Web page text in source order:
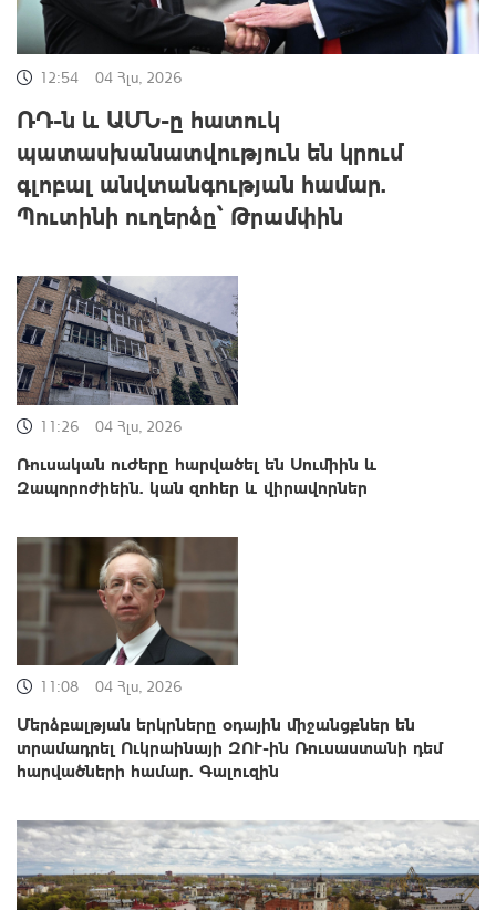
12:54 04 Հլս, 2026
ՌԴ-ն և ԱՄՆ-ը հատուկ
պատասխանատվություն են կրում
գլոբալ անվտանգության համար.
Պուտինի ուղերձը՝ Թրամփին
11:26 04 Հլս, 2026
Ռուսական ուժերը հարվածել են Սումիին և
Զապորոժիեին. կան զոհեր և վիրավորներ
11:08 04 Հլս, 2026
Մերձբալթյան երկրները օդային միջանցքներ են
տրամադրել Ուկրաինայի ԶՈՒ-ին Ռուսաստանի դեմ
հարվածների համար. Գալուզին